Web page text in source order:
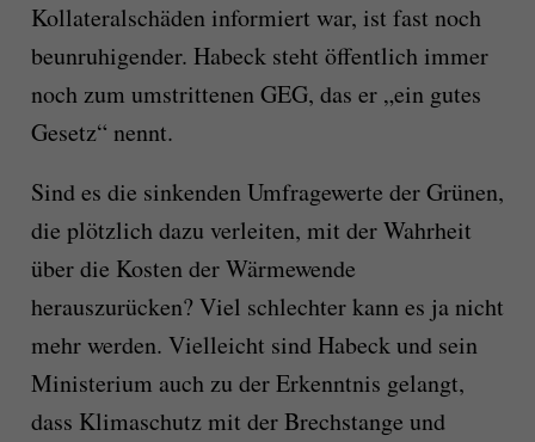
Kollateralschäden informiert war, ist fast noch
beunruhigender. Habeck steht öffentlich immer
noch zum umstrittenen GEG, das er „ein gutes
Gesetz“ nennt.
Sind es die sinkenden Umfragewerte der Grünen,
die plötzlich dazu verleiten, mit der Wahrheit
über die Kosten der Wärmewende
herauszurücken? Viel schlechter kann es ja nicht
mehr werden. Vielleicht sind Habeck und sein
Ministerium auchzu der Erkenntnis gelangt,
dass Klimaschutz mit der Brechstange und